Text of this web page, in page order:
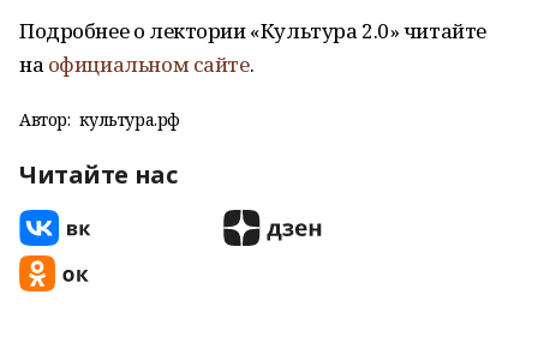
Подробнее о лектории «Культура 2.0» читайте
на официальном сайте.
Автор: культура.рф
Читайте нас